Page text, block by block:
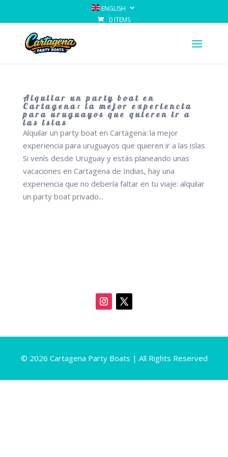
ENGLISH
0 ITEMS
Alquilar un party boat en
Cartagena: la mejor experiencia
para uruguayos que quieren ir a
las islas
Alquilar un party boat en Cartagena: la mejor
experiencia para uruguayos que quieren ir a las islas
Si venís desde Uruguay y estás planeando unas
vacaciones en Cartagena de Indias, hay una
experiencia que no debería faltar en tu viaje: alquilar
un party boat privado...
© 2026 Cartagena Party Boats | All Rights Reserved